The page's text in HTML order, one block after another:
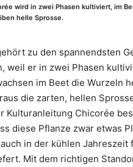
wird in zwei Phasen kultiviert, im
helle Sprosse.
zu den spannendsten
weil er in zwei Phasen
im Beet die Wurzeln
die zarten, hellen
Kulturanleitung Chicorée
diese Pflanze zwar etwas
in der kühlen Jahreszeit
Mit dem richtigen